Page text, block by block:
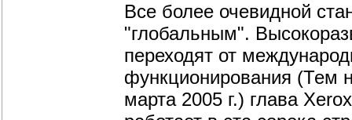
Все более очевидной
"глобальным".
переходят от
функционирования (Тем
марта 2005 г.) глава